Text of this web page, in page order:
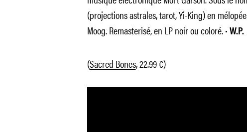
(projections astrales, tarot, Yi-King) en
Moog. Remasterisé, en LP noir ou coloré. • W.P.
(Sacred Bones, 22.99 €)